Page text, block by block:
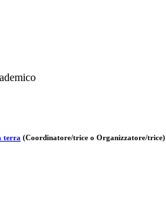
terra (Coordinatore/trice o Organizzatore/trice)